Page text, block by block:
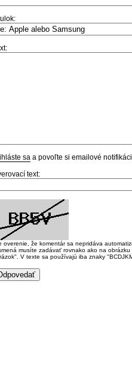
sa a povoľte si emailové
text:
overenie, že komentár sa nepridáva
musíte zadávať rovnako ako na
V texte sa používajú iba znaky